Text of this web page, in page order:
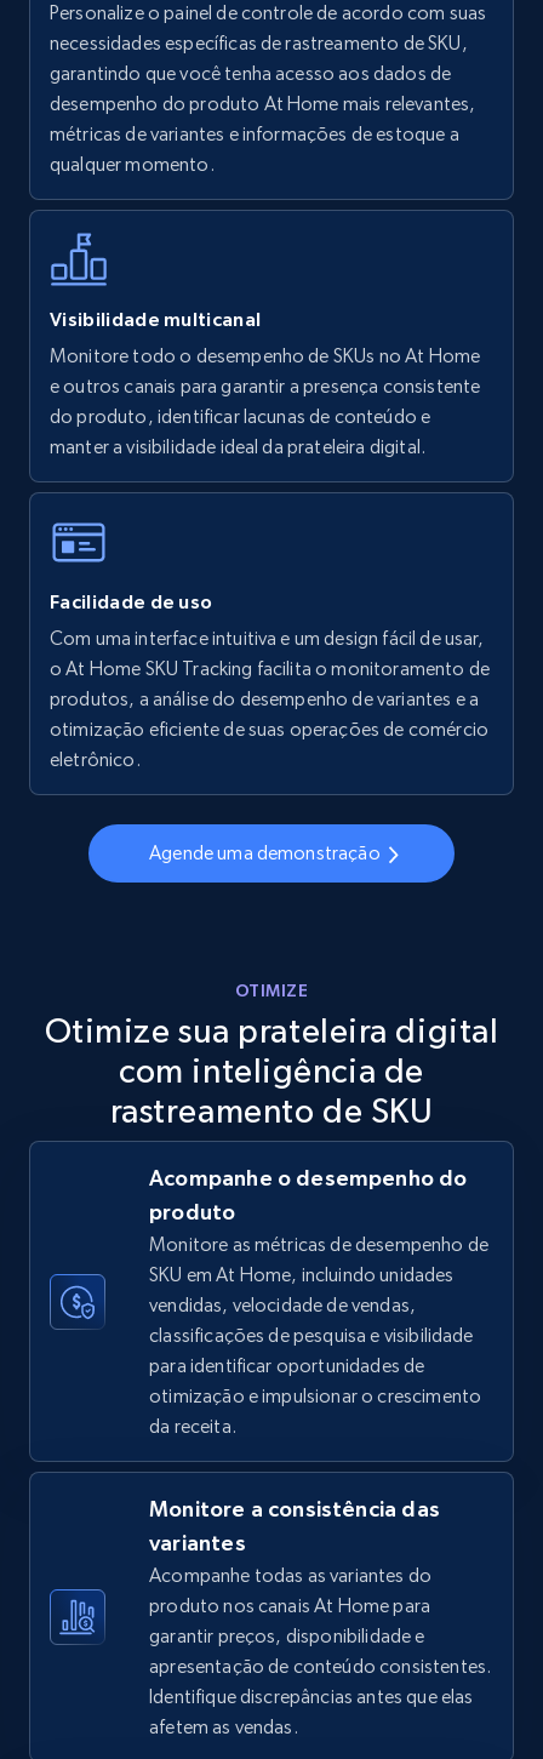
Walmart - products
URL, Final price, Sku, Currency, Gtin,
Specifications, Image urls, Top reviews, and
more.
using specific category URL
URL, Final price, Sku, Currency, Gtin,
Specifications, Image urls, Top reviews, and
more.
5.6K+ 875+ Comece agora
Walmart - products - Collects products by
specific keywords
URL, Final price, Sku, Currency, Gtin,
Specifications, Image urls, Top reviews, and
more.
5.6K+ 875+ Comece agora
URL, Final price, Sku, Currency, Gtin,
more.
Comece agora
TikTok Shop
URL, Title, Available, Description, Currency, Initial
price, Final price, Discount percent, and more.
668+ Comece agora
TikTok Shop - category
URL, Title, Available, Description, Currency, Initial
price, Final price, Discount percent, and more.
5.4K+ 668+ Comece agora
TikTok Shop - Collect TikTok shop products
Personalize o painel de controle de acordo com suas
necessidades específicas de rastreamento de SKU,
garantindo que você tenha acesso aos dados de
desempenho do produto At Home mais relevantes,
métricas de variantes e informações de estoque a
qualquer momento.
Visibilidade multicanal
Monitore todo o desempenho de SKUs no At Home
e outros canais para garantir a presença consistente
do produto, identificar lacunas de conteúdo e
manter a visibilidade ideal da prateleira digital.
Facilidade de uso
Com uma interface intuitiva e um design fácil de usar,
o At Home SKU Tracking facilita o monitoramento de
produtos, a análise do desempenho de variantes e a
otimização eficiente de suas operações de comércio
eletrônico.
Agende uma demonstração
OTIMIZE
Otimize sua prateleira digital
com inteligência de
rastreamento de SKU
Acompanhe o desempenho do
produto
Monitore as métricas de desempenho de
SKU em At Home, incluindo unidades
vendidas, velocidade de vendas,
classificações de pesquisa e visibilidade
para identificar oportunidades de
otimização e impulsionar o crescimento
da receita.
Monitore a consistência das
variantes
Acompanhe todas as variantes do
produto nos canais At Home para
garantir preços, disponibilidade e
apresentação de conteúdo consistentes.
Identifique discrepâncias antes que elas
afetem as vendas.